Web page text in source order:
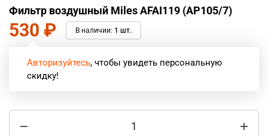
Фильтр воздушный Miles AFAI119 (AP105/7)
530 ₽ В наличии: 1 шт.
Авторизуйтесь, чтобы увидеть персональную
скидку!